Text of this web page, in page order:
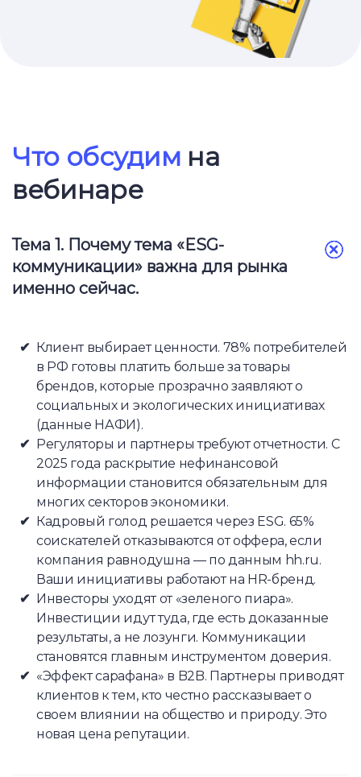
Что обсудим на
вебинаре
Тема 1. Почему тема «ESG-
коммуникации» важна для рынка
именно сейчас.
Клиент выбирает ценности. 78% потребителей
в РФ готовы платить больше за товары
брендов, которые прозрачно заявляют о
социальных и экологических инициативах
(данные НАФИ).
Регуляторы и партнеры требуют отчетности. С
2025 года раскрытие нефинансовой
информации становится обязательным для
многих секторов экономики.
Кадровый голод решается через ESG. 65%
соискателей отказываются от оффера, если
компания равнодушна — по данным hh.ru.
Ваши инициативы работают на HR-бренд.
Инвесторы уходят от «зеленого пиара».
Инвестиции идут туда, где есть доказанные
результаты, а не лозунги. Коммуникации
становятся главным инструментом доверия.
«Эффект сарафана» в B2B. Партнеры приводят
клиентов к тем, кто честно рассказывает о
своем влиянии на общество и природу. Это
новая цена репутации.